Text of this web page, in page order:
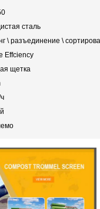
сталь
\ разъединение \
Effciency
щетка